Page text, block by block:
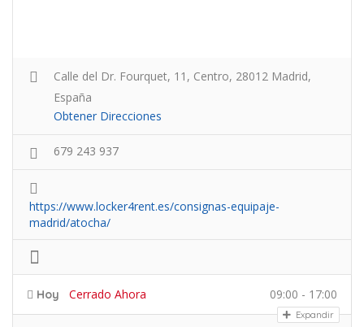
Calle del Dr. Fourquet, 11, Centro, 28012 Madrid,
España
Obtener Direcciones
679 243 937
https://www.locker4rent.es/consignas-equipaje-
madrid/atocha/
Hoy Cerrado Ahora 09:00 - 17:00
Expandir